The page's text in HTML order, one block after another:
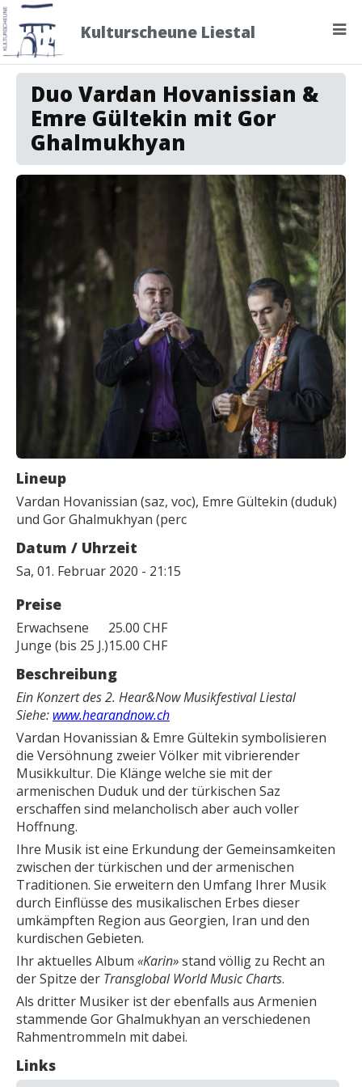
Kulturscheune Liestal
Archiv
Über uns
Kontakt
Newsletter
abmelden
Duo Vardan Hovanissian &
Emre Gültekin mit Gor
Ghalmukhyan
Lineup
Vardan Hovanissian (saz, voc), Emre Gültekin (duduk)
und Gor Ghalmukhyan (perc
Datum / Uhrzeit
Sa, 01. Februar 2020 - 21:15
Preise
Erwachsene
25.00 CHF
Junge (bis 25 J.)15.00 CHF
Beschreibung
Ein Konzert des 2. Hear&Now Musikfestival Liestal
Siehe: www.hearandnow.ch
Vardan Hovanissian & Emre Gültekin symbolisieren
die Versöhnung zweier Völker mit vibrierender
Musikkultur. Die Klänge welche sie mit der
armenischen Duduk und der türkischen Saz
erschaffen sind melancholisch aber auch voller
Hoffnung.
Ihre Musik ist eine Erkundung der Gemeinsamkeiten
zwischen der türkischen und der armenischen
Traditionen. Sie erweitern den Umfang Ihrer Musik
durch Einflüsse des musikalischen Erbes dieser
umkämpften Region aus Georgien, Iran und den
kurdischen Gebieten.
Ihr aktuelles Album «Karin»stand völlig zu Recht an
der Spitze der Transglobal World Music Charts.
Als dritter Musiker ist der ebenfalls aus Armenien
stammende Gor Ghalmukhyan an verschiedenen
Rahmentrommeln mit dabei.
Links